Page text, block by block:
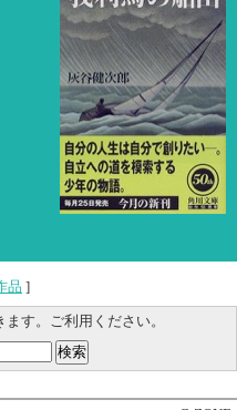
品 ]
す。ご利用ください。